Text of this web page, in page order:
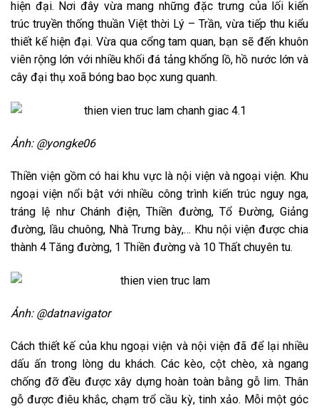
hiện đại. Nơi đây vừa mang những đặc trưng của lối kiến
trúc truyền thống thuần Việt thời Lý – Trần, vừa tiếp thu kiểu
thiết kế hiện đại. Vừa qua cổng tam quan, bạn sẽ đến khuôn
viên rộng lớn với nhiều khối đá tảng khổng lồ, hồ nước lớn và
cây đại thụ xoã bóng bao bọc xung quanh.
Ảnh: @yongke06
Thiền viện gồm có hai khu vực là nội viện và ngoại viện. Khu
ngoại viện nổi bật với nhiều công trình kiến trúc nguy nga,
tráng lệ như Chánh điện, Thiền đường, Tổ Đường, Giảng
đường, lầu chuông, Nhà Trưng bày,… Khu nội viện được chia
thành 4 Tăng đường, 1 Thiền đường và 10 Thất chuyên tu.
Ảnh: @datnavigator
Cách thiết kế của khu ngoại viện và nội viện đã để lại nhiều
dấu ấn trong lòng du khách. Các kèo, cột chèo, xà ngang
chống đỡ đều được xây dựng hoàn toàn bằng gỗ lim. Thân
gỗ được điêu khắc, chạm trổ cầu kỳ, tinh xảo. Mỗi một góc